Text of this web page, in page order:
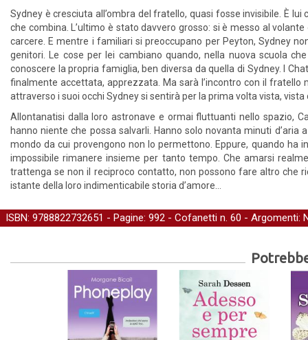
Sydney è cresciuta all’ombra del fratello, quasi fosse invisibile. È
che combina. L’ultimo è stato davvero grosso: si è messo al
carcere. E mentre i familiari si preoccupano per Peyton, Sydney
genitori. Le cose per lei cambiano quando, nella nuova scuola
conoscere la propria famiglia, ben diversa da quella di Sydney. I
finalmente accettata, apprezzata. Ma sarà l’incontro con il
attraverso i suoi occhi Sydney si sentirà per la prima volta vista, vista
Allontanatisi dalla loro astronave e ormai fluttuanti nello spazio,
hanno niente che possa salvarli. Hanno solo novanta minuti
mondo da cui provengono non lo permettono. Eppure, quando ha
impossibile rimanere insieme per tanto tempo. Che amarsi
trattenga se non il reciproco contatto, non possono fare altro che
istante della loro indimenticabile storia d’amore…
ISBN: 9788822732651 - Pagine: 992 - Cofanetti n. 60 - Argomenti: